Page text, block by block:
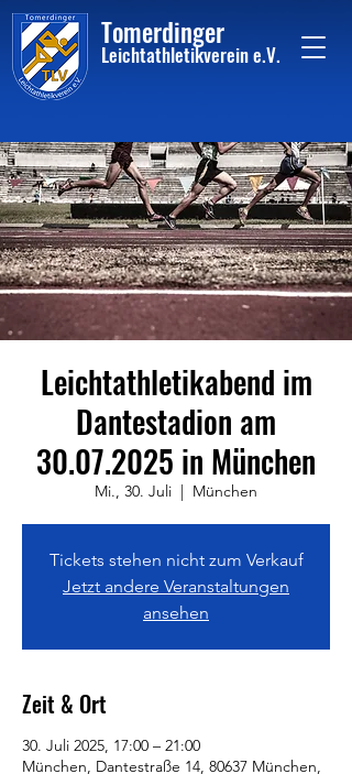
Tomerdinger
Leichtathletikvereine.V.
Leichtathletikabend im
Dantestadion am
30.07.2025 in München
Mi., 30. Juli
  |
München
Tickets stehen nicht zum Verkauf
Jetzt andere Veranstaltungen
ansehen
Zeit & Ort
30. Juli 2025, 17:00 – 21:00
München, Dantestraße 14, 80637 München,